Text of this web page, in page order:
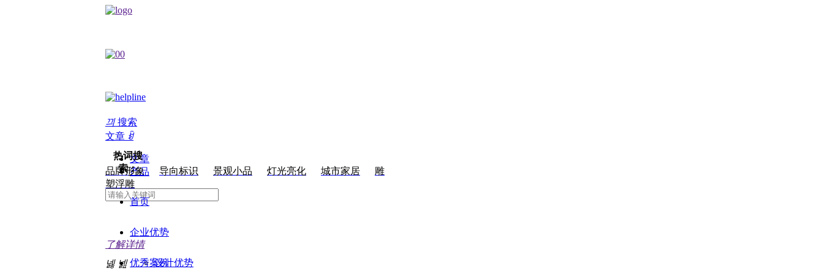
끠 搜索
文章 ꀁ
文章
产品
热词搜
索：
品牌形象 导向标识 景观小品 灯光亮化 城市家居
雕
塑浮雕
首页
企业优势
设计优势
优秀案例
了解详情
넳 넲